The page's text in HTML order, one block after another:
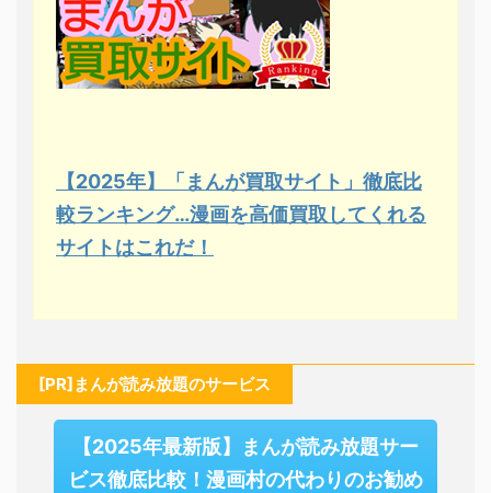
【2025年】「まんが買取サイト」徹底比
較ランキング…漫画を高価買取してくれる
サイトはこれだ！
[PR]まんが読み放題のサービス
【2025年最新版】まんが読み放題サー
ビス徹底比較！漫画村の代わりのお勧め